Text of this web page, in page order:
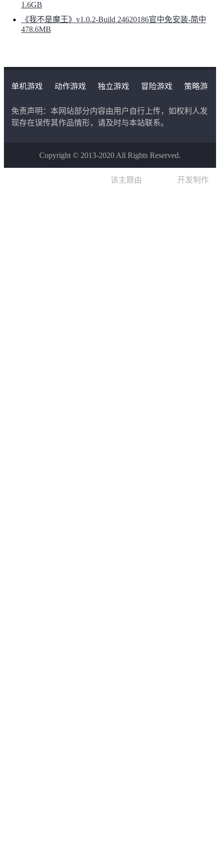
1.6GB
《我不是魔王》v1.0.2-Build 24620186官中免安装-简中
478.6MB
单机游戏 动作游戏 独立游戏 冒险游戏
策略游
免责声明：本网站部分内容由用户自行上传，如权利人发
现存在误传其作品情形，请及时与本站联系。
Copyright © 2013-2020 All Rights Reserved.
该主题由 开发制作